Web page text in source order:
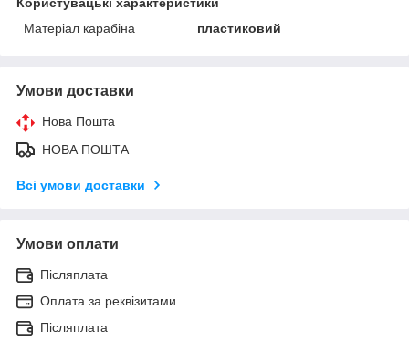
Матеріал карабіна
пластиковий
Умови доставки
Нова Пошта
НОВА ПОШТА
Всі умови доставки
Умови оплати
Післяплата
Оплата за реквізитами
Післяплата